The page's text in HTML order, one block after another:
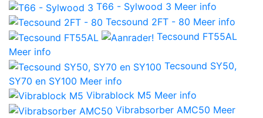
T66 - Sylwood 3 Meer info
Tecsound 2FT - 80 Meer info
Tecsound FT55AL
Meer info
Tecsound SY50,
SY70 en SY100 Meer info
Vibrablock M5 Meer info
Vibrabsorber AMC50 Meer